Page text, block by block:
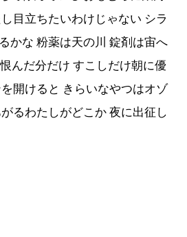
目立ちたいわけじゃない シラ
かな 粉薬は天の川 錠剤は宙へ
んだ分だけ すこしだけ朝に優
開けると きらいなやつはオゾ
るわたしがどこか 夜に出征し